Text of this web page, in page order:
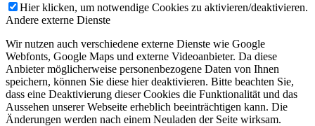
Hier klicken, um notwendige Cookies zu aktivieren/deaktivieren.
Andere externe Dienste
Wir nutzen auch verschiedene externe Dienste wie Google
Webfonts, Google Maps und externe Videoanbieter. Da diese
Anbieter möglicherweise personenbezogene Daten von Ihnen
speichern, können Sie diese hier deaktivieren. Bitte beachten Sie,
dass eine Deaktivierung dieser Cookies die Funktionalität und das
Aussehen unserer Webseite erheblich beeinträchtigen kann. Die
Änderungen werden nach einem Neuladen der Seite wirksam.